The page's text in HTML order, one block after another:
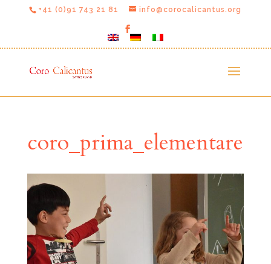
+41 (0)91 743 21 81 info@corocalicantus.org
coro_prima_elementare